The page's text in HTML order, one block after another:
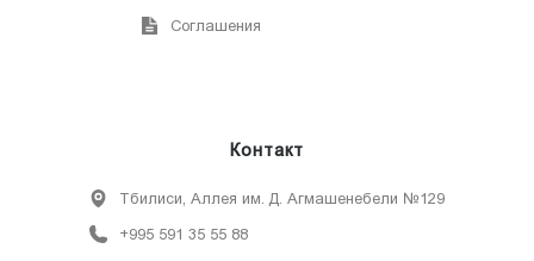
Соглашения
Контакт
Тбилиси, Аллея им. Д. Агмашенебели №129
+995 591 35 55 88